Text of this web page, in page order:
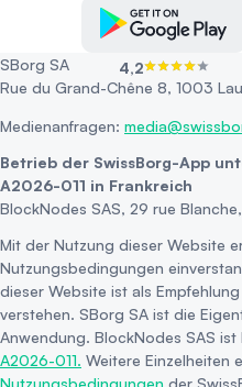
4,2
SBorg SA
Rue du Grand-Chêne 8, 1003
Medienanfragen:
Betrieb der SwissBorg-App
A2026-011 in Frankreich
BlockNodes SAS, 29 rue
Mit der Nutzung dieser Website
Nutzungsbedingungen
dieser Website ist als
verstehen. SBorg SA ist die
Anwendung. BlockNodes SAS
A2026-011. Weitere Einzelheiten